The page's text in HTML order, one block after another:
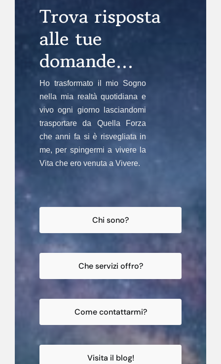
Trova risposta
alle tue
domande…
Ho trasformato il mio Sogno
nella mia realtà quotidiana e
vivo ogni giorno lasciandomi
trasportare da Quella Forza
che anni fa si è risvegliata in
me, per spingermi a vivere la
Vita che ero venuta a Vivere.
Chi sono?
Che servizi offro?
Come contattarmi?
Visita il blog!